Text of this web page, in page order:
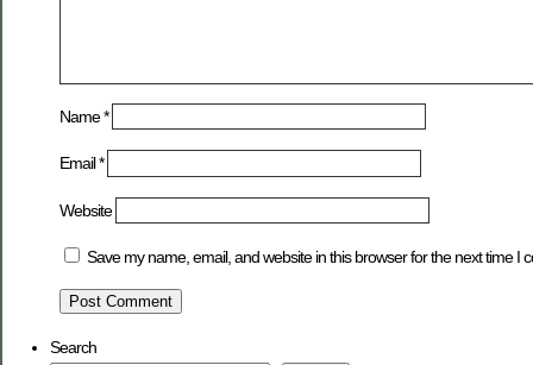
Name*
Email*
Website
Save my name, email, and website in this browser for the next time I
Search